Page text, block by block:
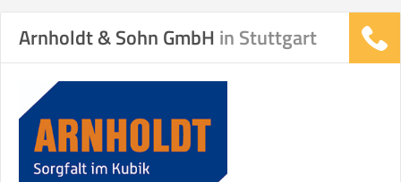
Arnholdt & Sohn GmbH in Stuttgart